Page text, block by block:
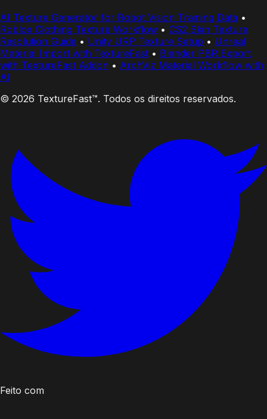
AI Texture Generator for Robot Vision Training Data •
Roblox Clothing Texture Workflow • CS2 Skin Texture
Resolution Guide • Unity URP Texture Setup • Unreal
Material Import with TextureFast • Blender PBR Export
with TextureFast Addon • ArchViz Material Workflow with
AI
© 2026 TextureFast™. Todos os direitos reservados.
Feito com